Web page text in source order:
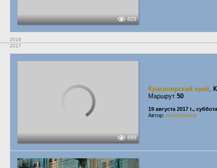
829
2018
2017
699
Красноярский край,
Маршрут 50
19 августа 2017 г., суббота
Автор: monochrome